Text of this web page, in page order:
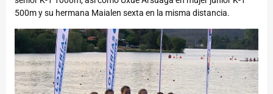
500m y su hermana Maialen sexta en la misma distancia.